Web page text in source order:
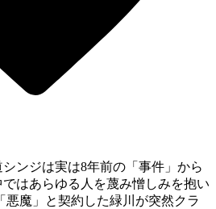
ンジは実は8年前の「事件」から
はあらゆる人を蔑み憎しみを抱い
悪魔」と契約した緑川が突然クラ